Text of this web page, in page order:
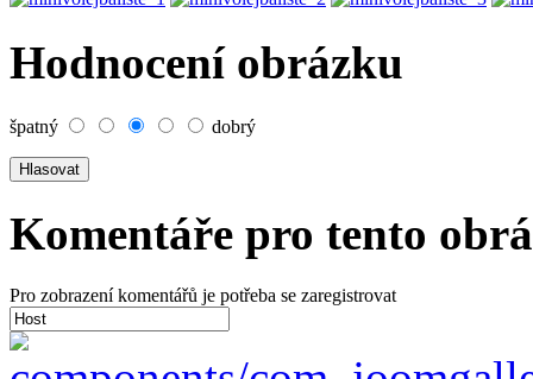
Hodnocení obrázku
špatný dobrý
Komentáře pro tento
Pro zobrazení komentářů je potřeba se zaregistrovat